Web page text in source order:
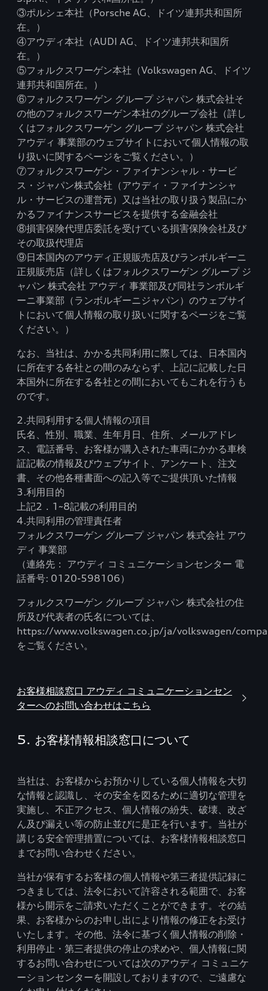
③ポルシェ本社（Porsche AG、ドイツ連邦共和国所
在。）
④アウディ本社（AUDI AG、ドイツ連邦共和国所
在。）
⑤フォルクスワーゲン本社（Volkswagen AG、ドイツ
連邦共和国所在。）
⑥フォルクスワーゲン グループ ジャパン 株式会社そ
の他のフォルクスワーゲン本社のグループ会社（詳し
くはフォルクスワーゲン グループ ジャパン 株式会社
アウディ 事業部のウェブサイトにおいて個人情報の取
り扱いに関するページをご覧ください。）
⑦フォルクスワーゲン・ファイナンシャル・サービ
ス・ジャパン株式会社（アウディ・ファイナンシャ
ル・サービスの運営元）又は当社の取り扱う製品にか
かるファイナンスサービスを提供する金融会社
⑧損害保険代理店委託を受けている損害保険会社及び
その取扱代理店
⑨日本国内のアウディ正規販売店及びランボルギーニ
正規販売店（詳しくはフォルクスワーゲン グループ ジ
ャパン 株式会社 アウディ 事業部及び同社ランボルギ
ーニ事業部（ランボルギーニジャパン）のウェブサイ
トにおいて個人情報の取り扱いに関するページをご覧
ください。）
なお、当社は、かかる共同利用に際しては、日本国内
に所在する各社との間のみならず、上記に記載した日
本国外に所在する各社との間においてもこれを行うも
のです。
2.共同利用する個人情報の項目
氏名、性別、職業、生年月日、住所、メールアドレ
ス、電話番号、お客様が購入された車両にかかる車検
証記載の情報及びウェブサイト、アンケート、注文
書、その他各種書面への記入等でご提供頂いた情報
3.利用目的
上記2．1~8記載の利用目的
4.共同利用の管理責任者
フォルクスワーゲン グループ ジャパン 株式会社 アウ
ディ 事業部
（連絡先： アウディ コミュニケーションセンター 電
話番号: 0120-598106）
フォルクスワーゲン グループ ジャパン 株式会社の住
所及び代表者の氏名については、
https://www.volkswagen.co.jp/ja/volkswagen/
をご覧ください。
お客様相談窓口 アウディ コミュニケーションセン
ターへのお問い合わせはこちら
5. お客様情報相談窓口について
当社は、お客様からお預かりしている個人情報を大切
な情報と認識し、その安全を図るために適切な管理を
実施し、不正アクセス、個人情報の紛失、破壊、改ざ
ん及び漏えい等の防止並びに是正を行います。当社が
講じる安全管理措置については、お客様情報相談窓口
までお問い合わせください。
当社が保有するお客様の個人情報や第三者提供記録に
つきましては、法令において許容される範囲で、お客
様から開示をご請求いただくことができます。その結
果、お客様からのお申し出により情報の修正をお受け
いたします。その他、法令に基づく個人情報の削除・
利用停止・第三者提供の停止の求めや、個人情報に関
するお問い合わせについては次のアウディ コミュニケ
ーションセンターを開設しておりますので、ご遠慮な